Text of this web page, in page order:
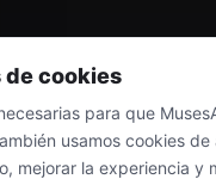
de cookies
para que
usamos cookies
mejorar la experiencia y